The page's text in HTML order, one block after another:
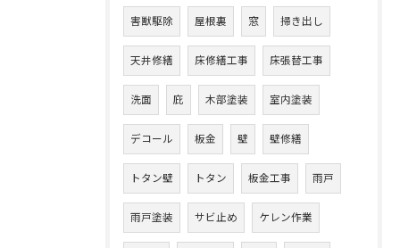
害獣駆除 屋根裏 窓 掃き出し
天井修繕 床修繕工事 床張替工事
洗面 庇 木部塗装 室内塗装
デコール 板金 壁 壁修繕
トタン壁 トタン 板金工事 雨戸
雨戸塗装 サビ止め ケレン作業